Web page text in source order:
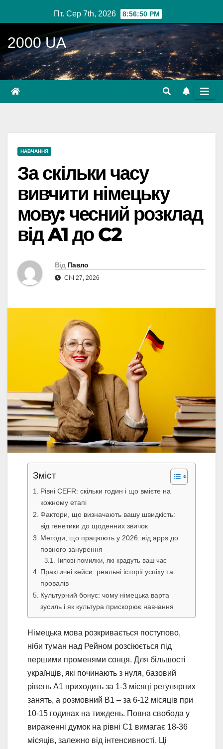
до
вмісту
Пт. Сер 7th, 2026 8:56:51 PM
2000 UA
НАВЧАННЯ
За скільки часу
вивчити німецьку
мову: чесний розклад
від A1 до C2
Від Павло
СІЧ 27, 2026
Зміст
Рівні CEFR: скільки годин і що вмієте на
кожному етапі
Фактори, що визначають вашу швидкість:
від генетики до щоденних звичок
Методи, що працюють у 2026: від apps до
повного занурення
Типові помилки, які крадуть ваш час
Практичні кейси: реальні історії успіху та
провалів
Культурний бонус: чому німецька варта
зусиль і як культура прискорює навчання
Німецька мова розкривається поступово,
ніби туман над Рейном розсіюється під
першими променями сонця. Для більшості
українців, які починають з нуля, базовий
рівень A1 приходить за 1-3 місяці регулярних
занять, а розмовний B1 – за 6-12 місяців при
10-15 годинах на тиждень. Повна свобода у
вираженні думок на рівні C1 вимагає 18-36
місяців, залежно від інтенсивності. Ці